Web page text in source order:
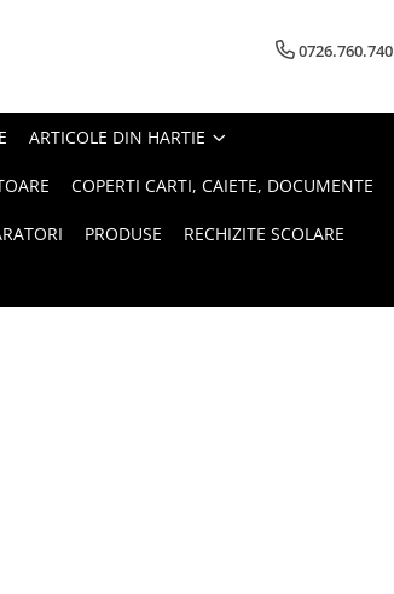
0726.760.740
ARTICOLE DIN HARTIE
COPERTI CARTI, CAIETE, DOCUMENTE
PRODUSE RECHIZITE SCOLARE